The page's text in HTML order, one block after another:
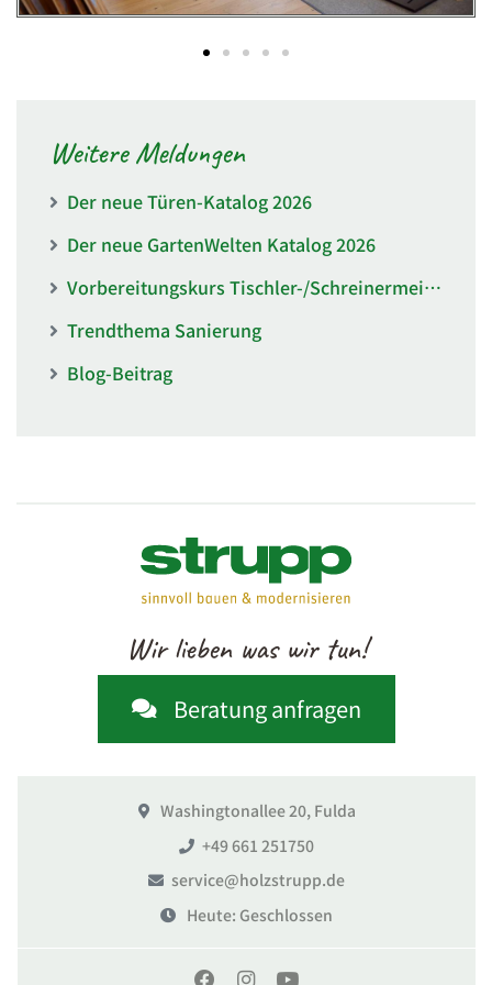
Weitere Meldungen
Der neue Türen-Katalog 2026
Der neue GartenWelten Katalog 2026
Vorbereitungskurs Tischler-/Schreinermeister der BBZ Mitte
Trendthema Sanierung
Blog-Beitrag
Wir lieben was wir tun!
Beratung anfragen
Washingtonallee 20, Fulda
+49 661 251750
service@holzstrupp.de
Heute: Geschlossen